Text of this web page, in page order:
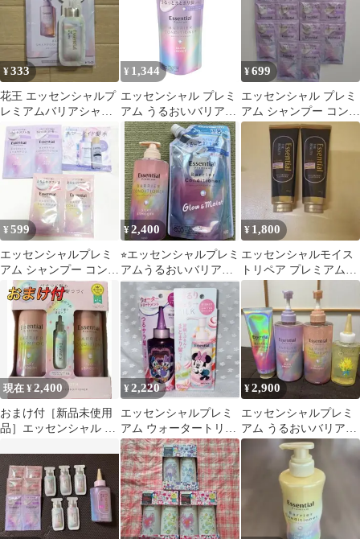
¥333
花王 エッセンシャルプ
レミアムバリアシャン
プー コンディショナー
サンプルセット
¥ 1,344
エッセンシャル プレミ
アム うるおいバリアコ
ンディショナー グロウ
＆モイスト つめかえ用
340ml
¥699
エッセンシャル プレミ
アム シャンプー コンデ
ィショナー グロウ&モ
イスト
¥599
エッセンシャルプレミ
アム シャンプー コンデ
ィショナー ウォーター
トリートメント
¥2,400
⭐︎エッセンシャルプレミ
アムうるおいバリアコ
ンディショナー本体＋
詰め替え用⭐︎
¥ 1,800
エッセンシャルモイス
トリペア プレミアムト
リートメント
現在 ¥2,400
おまけ付［新品未使用
品］エッセンシャル プ
ア
¥2,220
エッセンシャルプレミ
アム ウォータートリー
トメント＆うるりジェ
リーミルク
¥2,900
エッセンシャルプレミ
アム うるおいバリアシ
ャンプー 4点セット